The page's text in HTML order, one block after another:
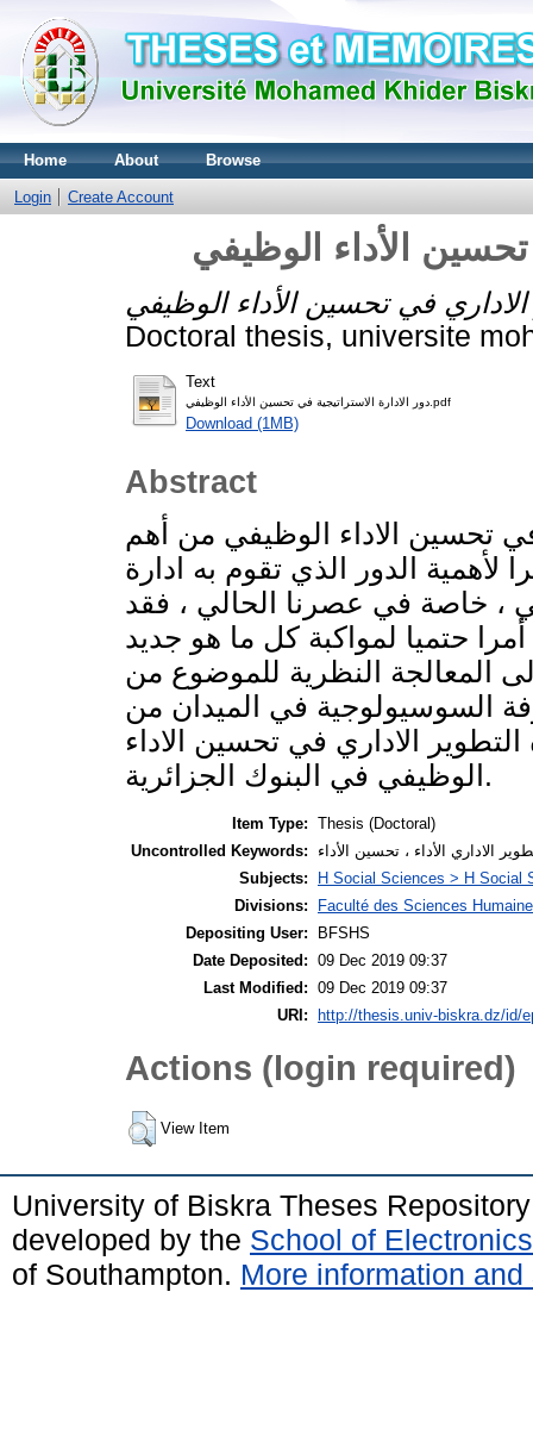
Home About Browse
Login Create Account
الأداء الوظيفي
Doctoral thesis, universite
Text
دور الادارة الاستراتيجية في تحسين الأداء الوظيفي.pdf
Download (1MB)
Abstract
في تحسين الاداء الوظيفي من أهم
لأهمية الدور الذي تقوم به ادارة
، خاصة في عصرنا الحالي ، فقد
حتميا لمواكبة كل ما هو جديد
المعالجة النظرية للموضوع من
السوسيولوجية في الميدان من
الاداري في تحسين الاداء
الوظيفي في البنوك الجزائرية.
Item Type: Thesis (Doctoral)
Uncontrolled Keywords:
الاداري الأداء ، تحسين الأداء
Subjects:
H Social Sciences > H Social
Divisions:
Faculté des Sciences
Depositing User:
BFSHS
Date Deposited: 09 Dec 2019 09:37
Last Modified: 09 Dec 2019 09:37
URI:
http://thesis.univ-biskra.dz/id/
Actions (login required)
View Item
University of Biskra Theses
developed by the School of
of Southampton. More information